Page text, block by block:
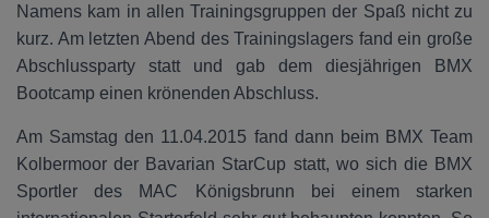
Namens kam in allen Trainingsgruppen der Spaß nicht zu
kurz. Am letzten Abend des Trainingslagers fand ein große
Abschlussparty statt und gab dem diesjährigen BMX
Bootcamp einen krönenden Abschluss.
Am Samstag den 11.04.2015 fand dann beim BMX Team
Kolbermoor der Bavarian StarCup statt, wo sich die BMX
Sportler des MAC Königsbrunn bei einem starken